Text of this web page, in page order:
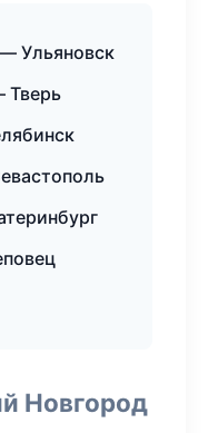
Ульяновск
Тверь
Новгород